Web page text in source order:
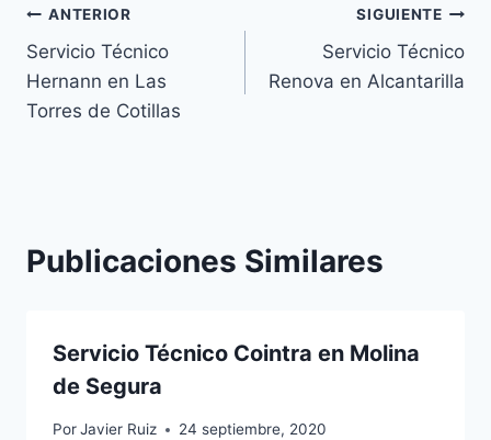
Navegación
de
entradas
ANTERIOR
Servicio Técnico
Hernann en Las
Torres de Cotillas
SIGUIENTE
Servicio Técnico
Renova en Alcantarilla
Publicaciones Similares
Servicio Técnico Cointra en Molina
de Segura
PorJavier Ruiz 24 septiembre, 2020